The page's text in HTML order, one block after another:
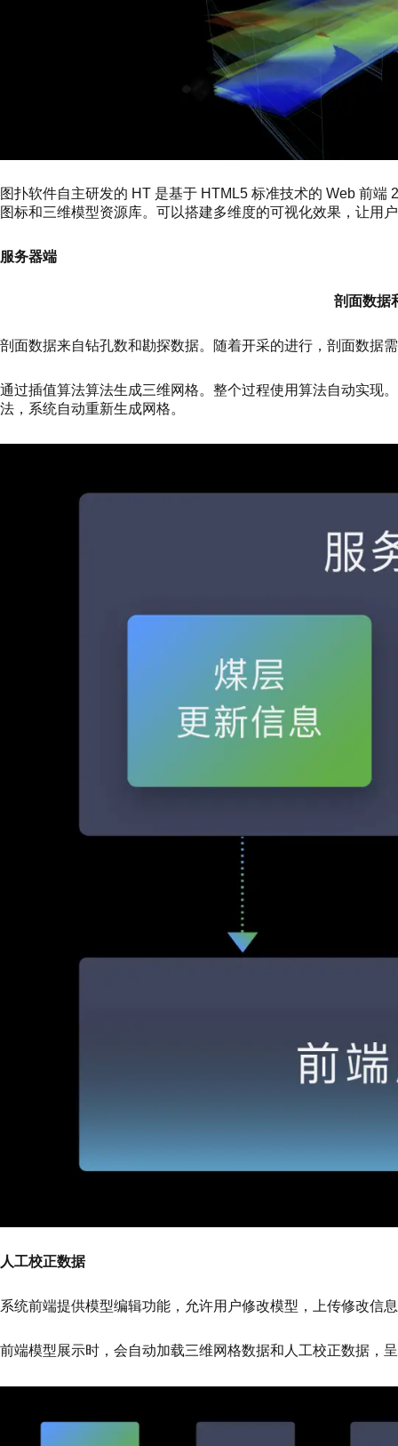
图扑软件自主研发的 HT 是基于 HTML5 标准技术的 Web 前
图标和三维模型资源库。可以搭建多维度的可视化效果，让用
服务器端
剖面数据
剖面数据来自钻孔数和勘探数据。随着开采的进行，剖面数据
通过插值算法算法生成三维网格。整个过程使用算法自动实现
法，系统自动重新生成网格。
人工校正数据
系统前端提供模型编辑功能，允许用户修改模型，上传修改信
前端模型展示时，会自动加载三维网格数据和人工校正数据，